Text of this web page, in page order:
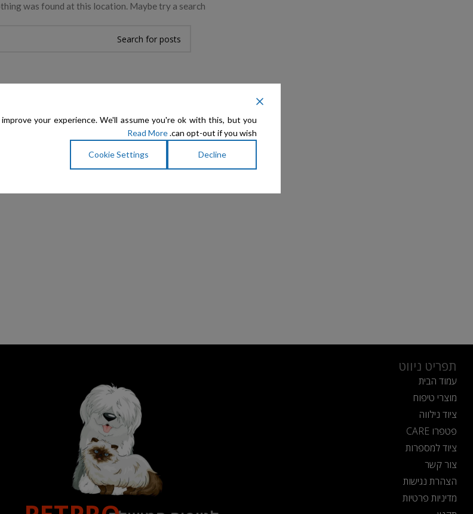
was found at this location. Maybe try a search?
תפריט ניווט
עמוד הבית
מוצרי טיפוח
ציוד נילווה
פטפרו CARE
ציוד למספרות
צור קשר
הצהרת נגישות
מדיניות פרטיות
your experience. We'll assume you're ok with this, but you
can opt-out if you wish.
Read More
Decline
Cookie Settings